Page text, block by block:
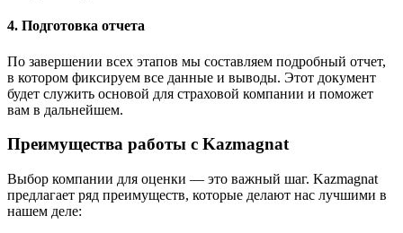
4. Подготовка отчета
По завершении всех этапов мы составляем подробный отчет,
в котором фиксируем все данные и выводы. Этот документ
будет служить основой для страховой компании и поможет
вам в дальнейшем.
Преимущества работы с Kazmagnat
Выбор компании для оценки — это важный шаг. Kazmagnat
предлагает ряд преимуществ, которые делают нас лучшими в
нашем деле: